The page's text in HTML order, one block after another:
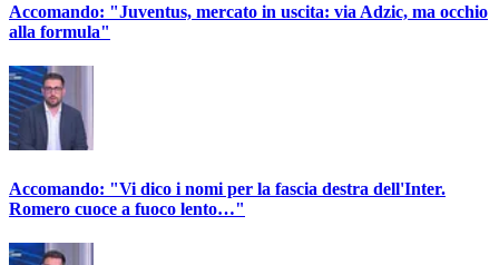
Accomando: "Juventus, mercato in uscita: via Adzic, ma occhio
alla formula"
Accomando: "Vi dico i nomi per la fascia destra dell'Inter.
Romero cuoce a fuoco lento…"